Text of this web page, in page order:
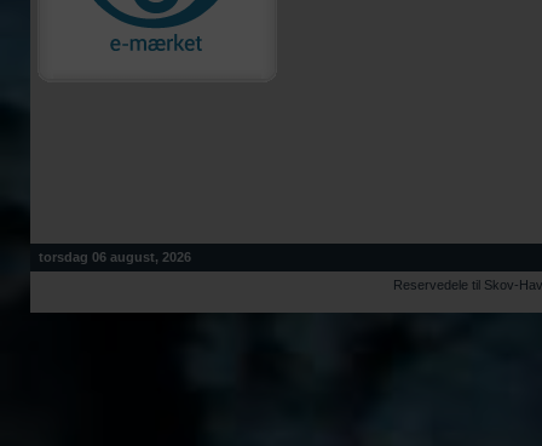
torsdag 06 august, 2026
Reservedele til Skov-